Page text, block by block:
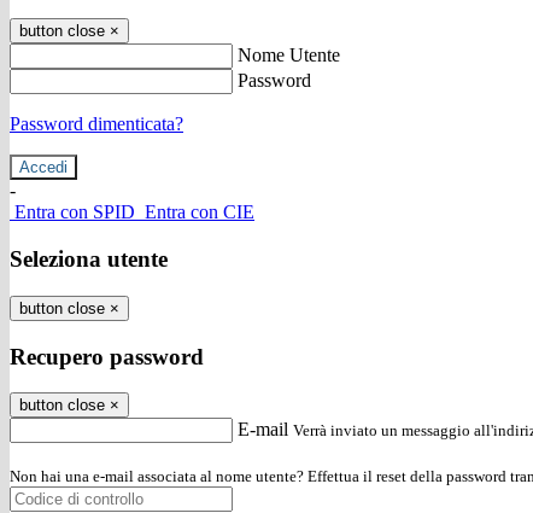
button close ×
Nome Utente
Password
Password dimenticata?
-
Entra con SPID Entra con CIE
Seleziona utente
button close ×
Recupero password
button close ×
E-mail Verrà inviato un messaggio
Non hai una e-mail associata al nome utente? Effettua il reset della password